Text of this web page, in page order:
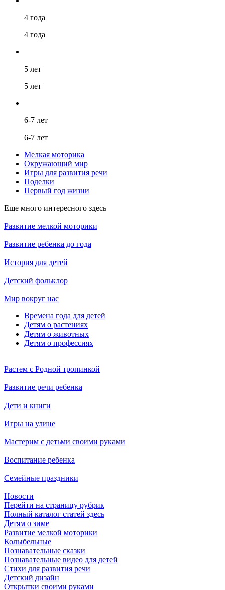
4 года
4 года
5 лет
5 лет
6-7 лет
6-7 лет
Мелкая моторика
Окружающий мир
Игры для развития речи
Поделки
Первый год жизни
Еще много интересного здесь
Развитие мелкой моторики
Развитие ребенка до года
История для детей
Детский фольклор
Мир вокруг нас
Времена года для детей
Детям о растениях
Детям о животных
Детям о профессиях
Растем с Родной тропинкой
Развитие речи ребенка
Дети и книги
Игры на улице
Мастерим с детьми своими руками
Воспитание ребенка
Семейные праздники
Новости
Перейти на страницу рубрик
Полный каталог статей здесь
Детям о зиме
Развитие мелкой моторики
Колыбельные
Познавательные сказки
Познавательные видео для детей
Стихи для развития речи
Детский дизайн
Открытки своими руками